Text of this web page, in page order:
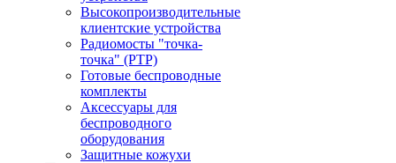
Высокопроизводительные
клиентские устройства
Радиомосты "точка-
точка" (PTP)
Готовые беспроводные
комплекты
Аксессуары для
беспроводного
оборудования
Защитные кожухи